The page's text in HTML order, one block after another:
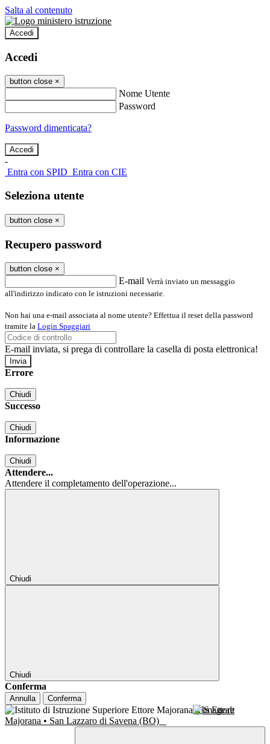
Salta al contenuto
Accedi
Accedi
button close ×
Nome Utente
Password
Password dimenticata?
-
Entra con SPID Entra con CIE
Seleziona utente
button close ×
Recupero password
button close ×
E-mail Verrà inviato un messaggio
all'indirizzo indicato con le istruzioni necessarie.
Non hai una e-mail associata al nome utente? Effettua il reset della password
tramite la Login Spaggiari
E-mail inviata, si prega di controllare la casella di posta elettronica!
Errore
Chiudi
Successo
Chiudi
Informazione
Chiudi
Attendere...
Attendere il completamento dell'operazione...
Chiudi
Chiudi
Conferma
Annulla Conferma
IIS Ettore
Majorana • San Lazzaro di Savena (BO)